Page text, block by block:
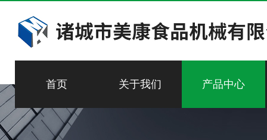
首页 关于我们 产品中心